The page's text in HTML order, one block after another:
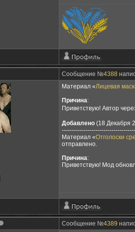
Сообщение №4388
Материал «Лицевая
Причина:
Приветствую! Автор
Добавлено (18 Декабря
Материал «Отголоски
отправлено.
Причина:
Приветствую! Мод
Сообщение №4389